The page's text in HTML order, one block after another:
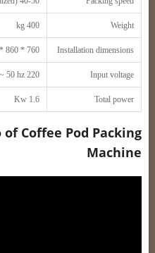
Weight
400 kg
Installation dimensions
760 * 860 * 1730 mm
Input voltage
220 v ~ 50 hz
Total power
1.6 Kw
Coffee Pod Packing
Machine